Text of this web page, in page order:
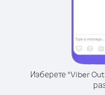
Изберете “Viber